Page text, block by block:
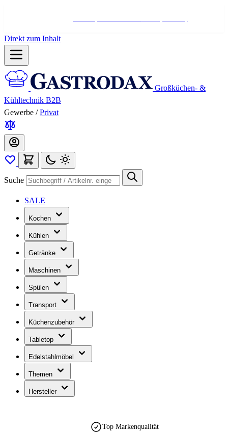
Direkt zum Inhalt
Großküchen- &
Kühltechnik B2B
Gewerbe / Privat
Suche
SALE
Kochen
Kühlen
Getränke
Maschinen
Spülen
Transport
Küchenzubehör
Tabletop
Edelstahlmöbel
Themen
Hersteller
Top Markenqualität